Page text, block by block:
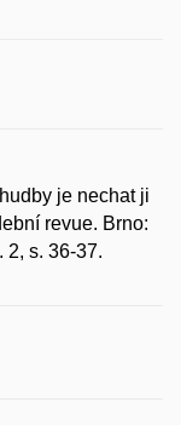
je nechat ji
revue. Brno:
2, s. 36-37.